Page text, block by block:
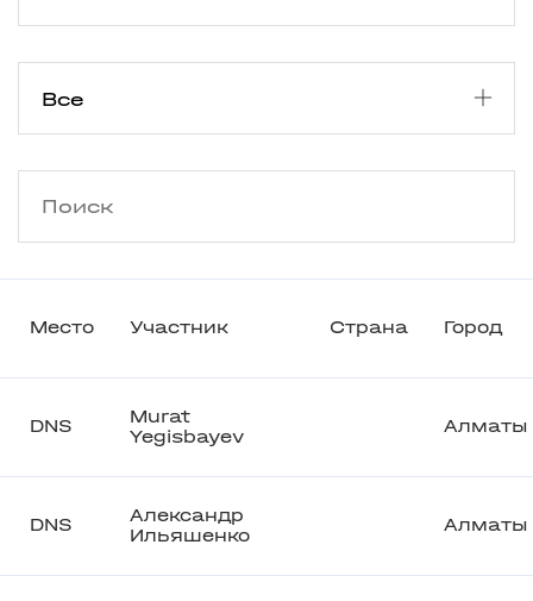
Место Участник Страна Город
DNS
Murat
Yegisbayev
Алматы
DNS
Александр
Ильяшенко
Алматы